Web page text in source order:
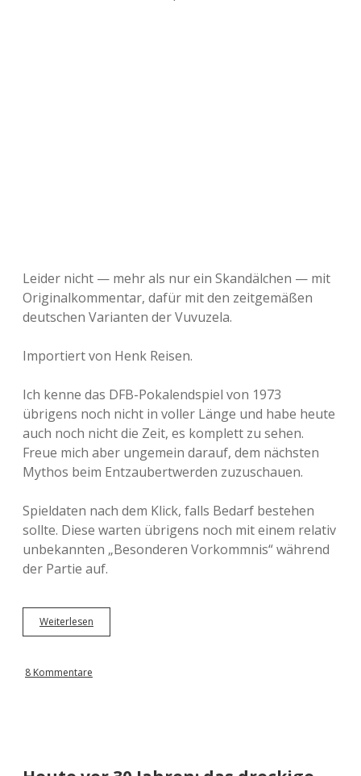
Leider nicht — mehr als nur ein Skandälchen — mit
Originalkommentar, dafür mit den zeitgemäßen
deutschen Varianten der Vuvuzela.
Importiert von Henk Reisen.
Ich kenne das DFB-Pokalendspiel von 1973
übrigens noch nicht in voller Länge und habe heute
auch noch nicht die Zeit, es komplett zu sehen.
Freue mich aber ungemein darauf, dem nächsten
Mythos beim Entzaubertwerden zuzuschauen.
Spieldaten nach dem Klick, falls Bedarf bestehen
sollte. Diese warten übrigens noch mit einem relativ
unbekannten „Besonderen Vorkommnis“ während
der Partie auf.
Weiterlesen
F
8 Kommentare